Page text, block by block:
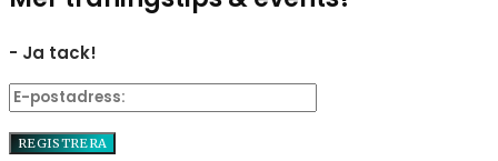
- Ja tack!